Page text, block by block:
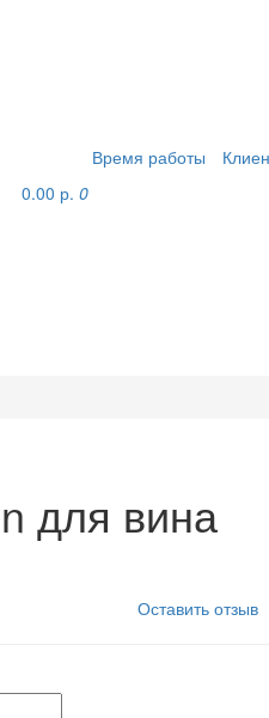
Время работы
0.00 р. 0
для вина
Оставить отзыв